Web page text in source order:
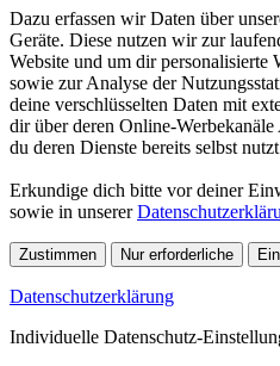
Dazu erfassen wir Daten über
Geräte. Diese nutzen wir zur
Website und um dir personalisierte
sowie zur Analyse der
deine verschlüsselten Daten mit
dir über deren Online-
du deren Dienste bereits selbst
Erkundige dich bitte vor deiner
sowie in unserer
Zustimmen Nur erforderliche
Datenschutzerklärung
Individuelle Datenschutz-